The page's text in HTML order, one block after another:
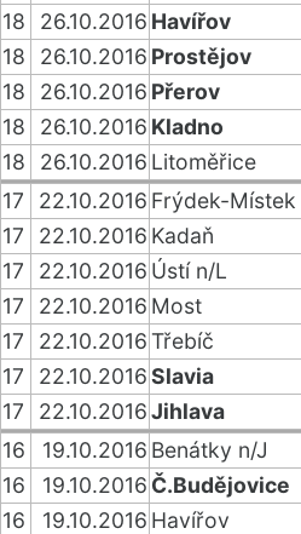
18
26.10.2016 Havířov
18
26.10.2016 Prostějov
18
26.10.2016 Přerov
18
26.10.2016 Kladno
18
26.10.2016 Litoměřice
17
22.10.2016 Frýdek-Místek
17
22.10.2016 Kadaň
17
22.10.2016 Ústí n/L
17
22.10.2016 Most
17
22.10.2016Třebíč
17
22.10.2016Slavia
17
22.10.2016Jihlava
16
19.10.2016 Benátky n/J
16
19.10.2016 Č.Budějovice
16
19.10.2016 Havířov